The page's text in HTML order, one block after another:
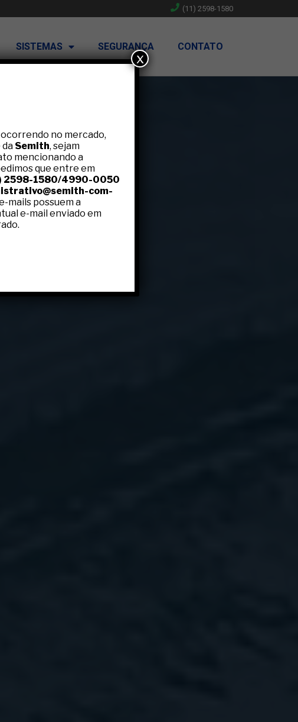
(11) 2598-1580
SISTEMAS SEGURANÇA CONTATO
no mercado,
da Semith, sejam
mencionando a
que entre em
2598-1580/4990-0050
com-
mails possuem a
e-mail enviado em
x